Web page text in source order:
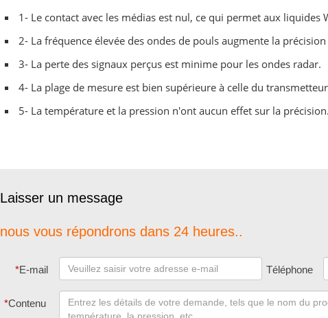
1- Le contact avec les médias est nul, ce qui permet aux liquides
2- La fréquence élevée des ondes de pouls augmente la
3- La perte des signaux perçus est minime pour les ondes radar.
4- La plage de mesure est bien supérieure à celle du
5- La température et la pression n'ont aucun effet sur la précision.
Laisser un message
nous vous répondrons dans 24 heures..
*E-mail Téléphone
*Contenu